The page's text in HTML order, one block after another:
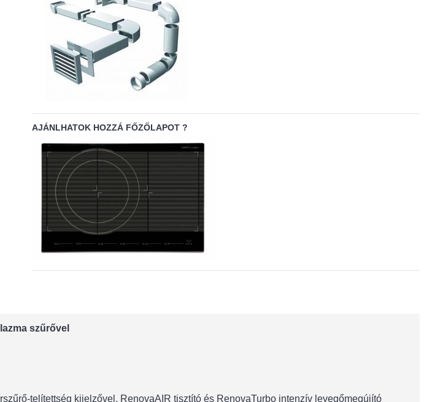
AJÁNLHATOK HOZZÁ FŐZŐLAPOT ?
szűrővel
telítettség kijelzővel. RenovaAIR tisztító és RenovaTurbo intenzív levegőmegújító